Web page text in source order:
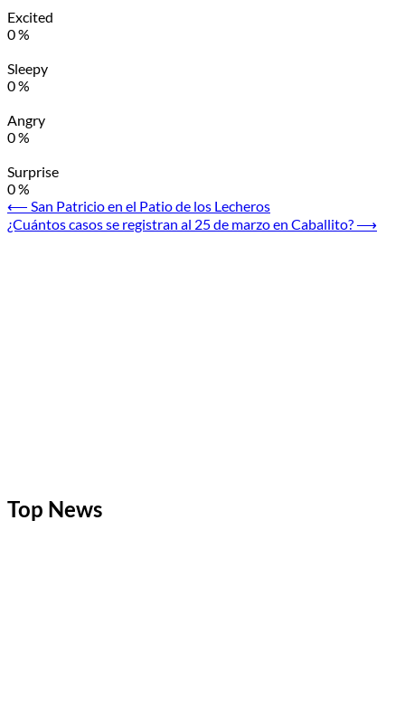
Excited
0%
Sleepy
0%
Angry
0%
Surprise
0%
Navegación
de
⟵ San Patricio en el Patio de los Lecheros
¿Cuántos casos se registran al 25 de marzo en Caballito? ⟶
Top News